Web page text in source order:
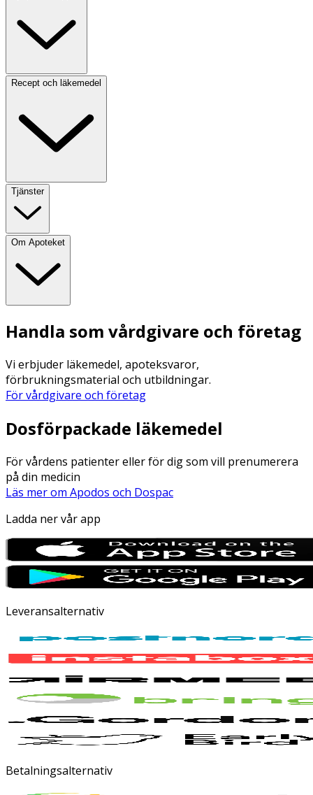
Recept och läkemedel
Tjänster
Om Apoteket
Handla som vårdgivare och företag
Vi erbjuder läkemedel, apoteksvaror,
förbrukningsmaterial och utbildningar.
För vårdgivare och företag
Dosförpackade läkemedel
För vårdens patienter eller för dig som vill prenumerera
på din medicin
Läs mer om Apodos och Dospac
Ladda ner vår app
Leveransalternativ
Betalningsalternativ